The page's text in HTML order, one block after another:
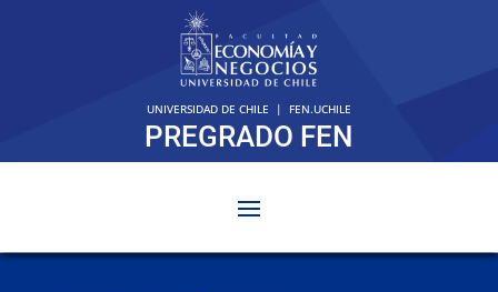
UNIVERSIDAD DE CHILE | FEN.UCHILE
PREGRADO FEN